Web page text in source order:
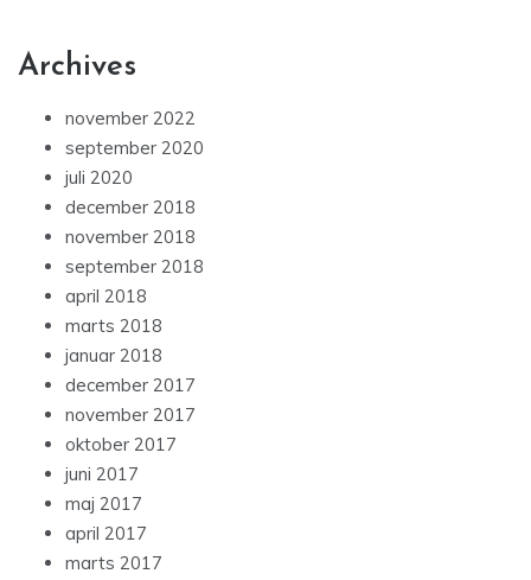
Archives
november 2022
september 2020
juli 2020
december 2018
november 2018
september 2018
april 2018
marts 2018
januar 2018
december 2017
november 2017
oktober 2017
juni 2017
maj 2017
april 2017
marts 2017